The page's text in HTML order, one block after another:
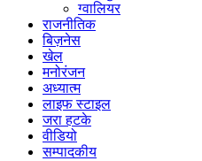
ग्वालियर
राजनीतिक
बिज़नेस
खेल
मनोरंजन
अध्यात्म
लाइफ स्टाइल
जरा हटके
वीडियो
सम्पादकीय